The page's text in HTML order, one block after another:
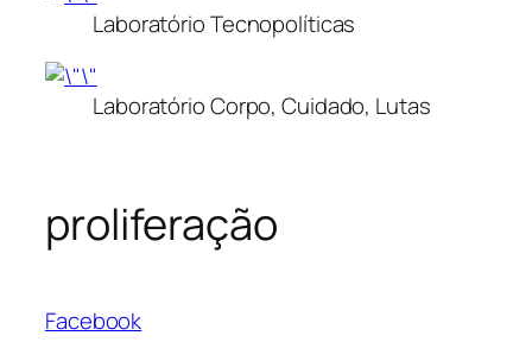
Laboratório Tecnopolíticas
Laboratório Corpo, Cuidado, Lutas
proliferação
Facebook